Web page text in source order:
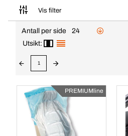
Vis filter
Antall per side
24
Utsikt:
1
PREMIUMline